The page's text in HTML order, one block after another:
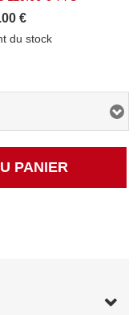
€
du stock
PANIER